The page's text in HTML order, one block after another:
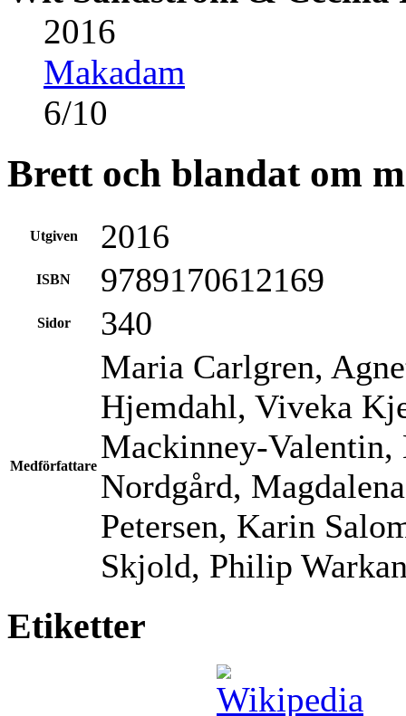
2016
Makadam
6/10
Brett och blandat om
Utgiven 2016
ISBN 9789170612169
Sidor 340
Medförfattare
Maria Carlgren,
Hjemdahl, Viveka
Mackinney-
Nordgård,
Petersen, Karin
Skjold, Philip
Etiketter